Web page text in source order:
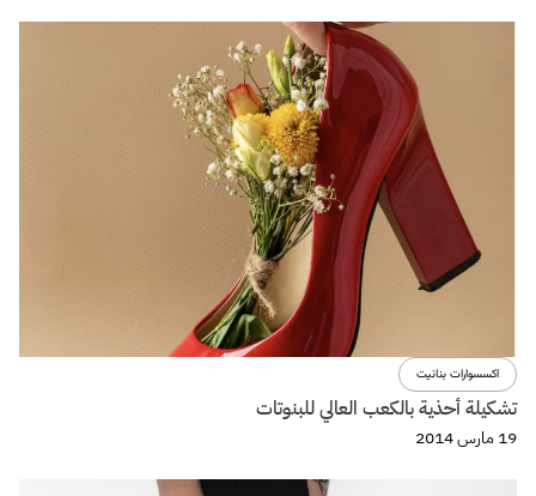
اكسسوارات بنانيت
تشكيلة أحذية بالكعب العالي للبنوتات
19 مارس 2014